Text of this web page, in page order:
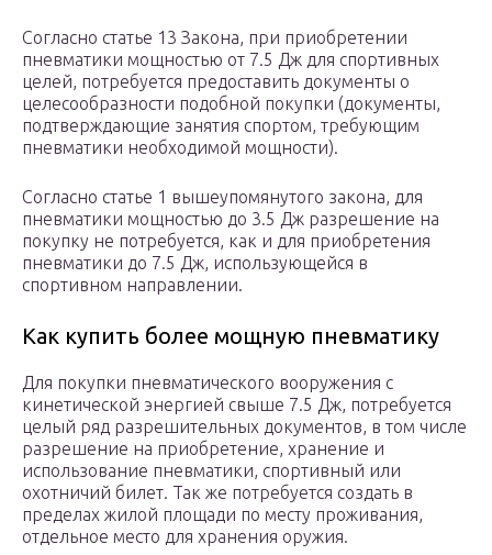
Согласно статье 13 Закона, при приобретении
пневматики мощностью от 7.5 Дж для спортивных
целей, потребуется предоставить документы о
целесообразности подобной покупки (документы,
подтверждающие занятия спортом, требующим
пневматики необходимой мощности).
Согласно статье 1 вышеупомянутого закона, для
пневматики мощностью до 3.5 Дж разрешение на
покупку не потребуется, как и для приобретения
пневматики до 7.5 Дж, использующейся в
спортивном направлении.
Как купить более мощную пневматику
Для покупки пневматического вооружения с
кинетической энергией свыше 7.5 Дж, потребуется
целый ряд разрешительных документов, в том числе
разрешение на приобретение, хранение и
использование пневматики, спортивный или
охотничий билет. Так же потребуется создать в
пределах жилой площади по месту проживания,
отдельное место для хранения оружия.